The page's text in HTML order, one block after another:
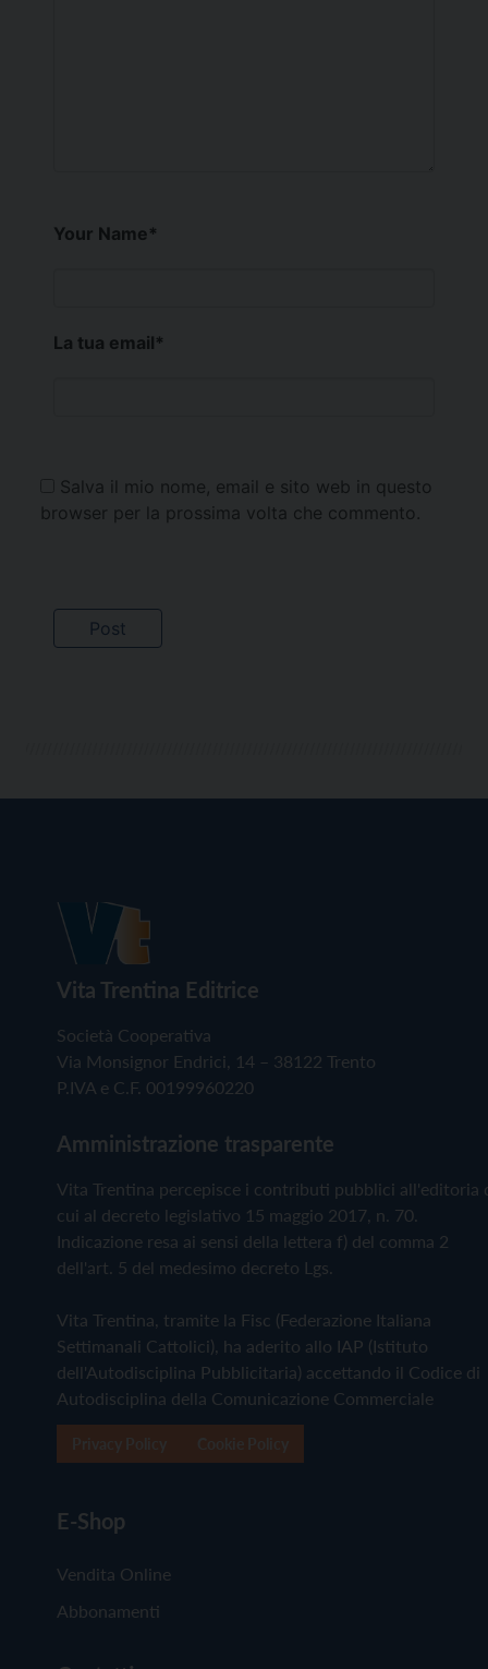
Your Name*
La tua email*
Salva il mio nome, email e sito web in questo
browser per la prossima volta che commento.
Vita Trentina Editrice
Società Cooperativa
Via Monsignor Endrici, 14 – 38122 Trento
P.IVA e C.F. 00199960220
Amministrazione trasparente
Vita Trentina percepisce i contributi pubblici all'editoria
cui al decreto legislativo 15 maggio 2017, n. 70.
Indicazione resa ai sensi della lettera f) del comma 2
dell'art. 5 del medesimo decreto Lgs.
Vita Trentina, tramite la Fisc (Federazione Italiana
Settimanali Cattolici), ha aderito allo IAP (Istituto
dell'Autodisciplina Pubblicitaria) accettando il Codice di
Autodisciplina della Comunicazione Commerciale
E-Shop
Vendita Online
Abbonamenti